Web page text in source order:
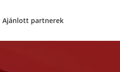
Ajánlott partnerek